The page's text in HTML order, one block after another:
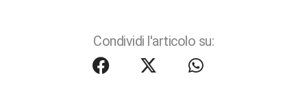
Condividi l'articolo su: